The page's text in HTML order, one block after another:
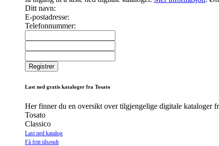
Ditt navn:
E-postadresse:
Telefonnummer:
Last ned gratis kataloger fra Tosato
Her finner du en oversikt over tilgjengelige digitale kataloger
Tosato
Classico
Last ned katalog
Få fritt tilsendt